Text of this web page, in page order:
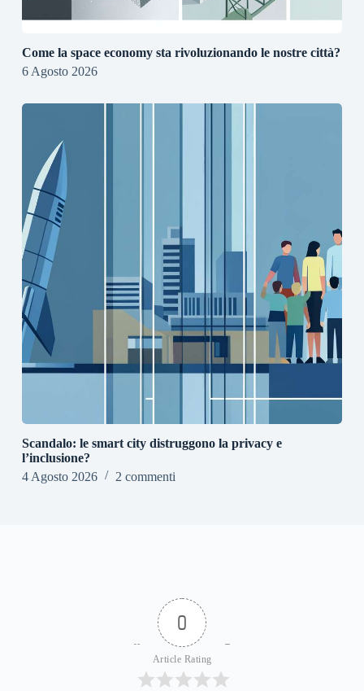
Come la space economy sta rivoluzionando le nostre città?
6 Agosto 2026
Scandalo: le smart city distruggono la privacy e
l’inclusione?
4 Agosto 2026
2 commenti
0
Article Rating